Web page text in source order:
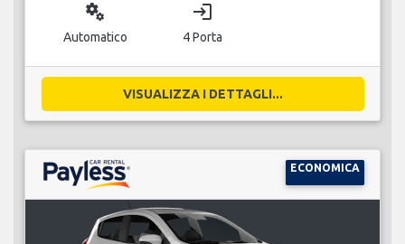
miscellaneous_services
Automatico
login
4 Porta
VISUALIZZA I DETTAGLI...
ECONOMICA